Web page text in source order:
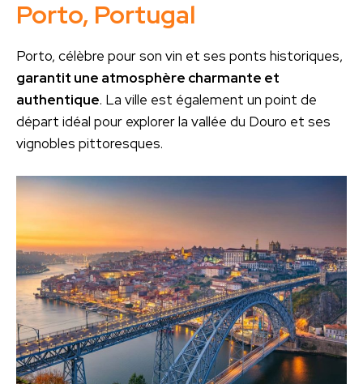
Porto, Portugal
Porto, célèbre pour son vin et ses ponts historiques,
garantit une atmosphère charmante et
authentique. La ville est également un point de
départ idéal pour explorer la vallée du Douro et ses
vignobles pittoresques.